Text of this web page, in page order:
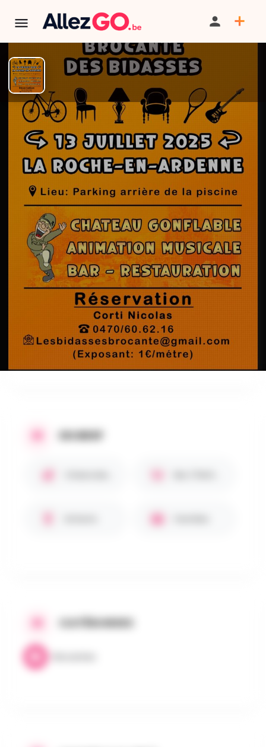
TERMINÉ:Cet événement est terminé. Retrouver d'autres
événements similaires ci-dessous ou dans notre annuaire.
Brocante à La Roche-en-
Ardenne
PARTAGER ITINÉRAIRE SAUVEGARDER
AU PROGRAMME
Bonjour le groupe carnaval des bidasses
organise leur brocante bienvenue a tous pour
EN BREF
CATÉGORIES